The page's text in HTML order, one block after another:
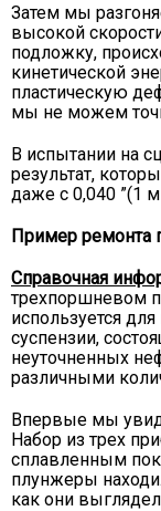
Затем мы
высокой
подложку,
кинетической
пластическую
мы не можем
В испытании на
результат,
даже с 0,040 ”(1
Пример ремонта
Справочная
трехпоршневом
используется
суспензии,
неуточненных
различными
Впервые мы
Набор из трех
сплавленным
плунжеры
как они